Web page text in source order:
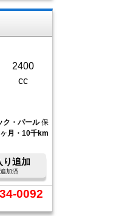
2400
cc
ク・パール 保
月・10千km
り追加
加済
0092